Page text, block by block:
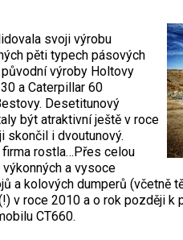
svoji výrobu
pěti typech pásových
výroby Holtovy
a Caterpillar 60
Desetitunový
být atraktivní ještě v roce
skončil i dvoutunový.
rostla…Přes celou
výkonných a vysoce
a kolových dumperů (včetně
v roce 2010 a o rok později
CT660.